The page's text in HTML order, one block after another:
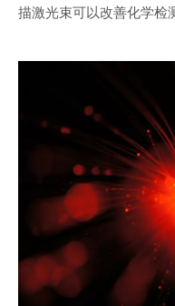
描激光束可以改善化学检